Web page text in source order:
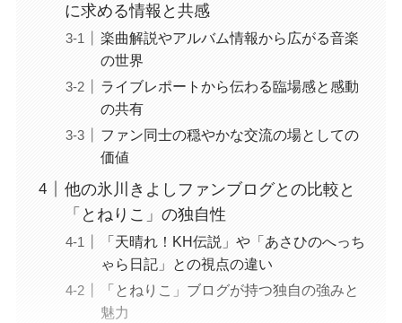
に求める情報と共感
楽曲解説やアルバム情報から広がる音楽
の世界
ライブレポートから伝わる臨場感と感動
の共有
ファン同士の穏やかな交流の場としての
価値
他の氷川きよしファンブログとの比較と
「とねりこ」の独自性
「天晴れ！KH伝説」や「あさひのへっち
ゃら日記」との視点の違い
「とねりこ」ブログが持つ独自の強みと
魅力